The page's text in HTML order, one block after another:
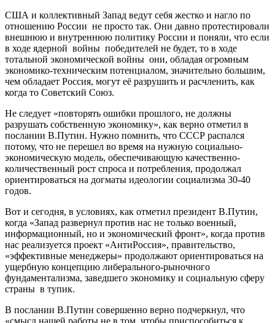
США и коллективный Запад ведут себя жестко и нагло по
отношению России не просто так. Они давно протестировали
внешнюю и внутреннюю политику России и поняли, что если
в ходе ядерной войны победителей не будет, то в ходе
тотальной экономической войны они, обладая огромным
экономико-техническим потенциалом, значительно большим,
чем обладает Россия, могут её разрушить и расчленить, как
когда то Советский Союз.
Не следует «повторять ошибки прошлого, не должны
разрушать собственную экономику», как верно отметил в
послании В.Путин. Нужно помнить, что СССР распался
потому, что не перешел во время на нужную социально-
экономическую модель, обеспечивающую качественно-
количественный рост спроса и потребления, продолжал
ориентироваться на догматы идеологии социализма 30-40
годов.
Вот и сегодня, в условиях, как отметил президент В.Путин,
когда «Запад развернул против нас не только военный,
информационный, но и экономический фронт», когда против
нас реализуется проект «АнтиРоссия», правительство,
«эффективные менеджеры» продолжают ориентироваться на
ущербную концепцию либерального-рыночного
фундаментализма, заведшего экономику и социальную сферу
страны в тупик.
В послании В.Путин совершенно верно подчеркнул, что
«смысл нашей работы не в том, чтобы приспособиться к